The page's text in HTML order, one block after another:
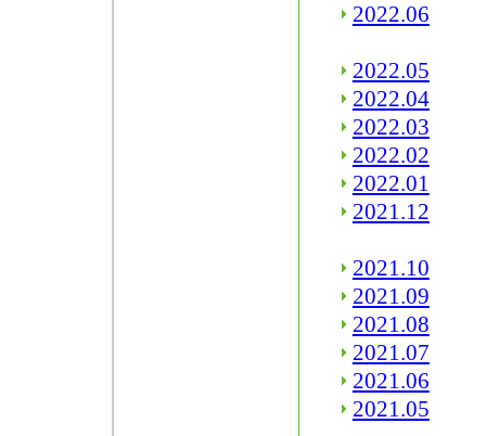
2022.06
2022.05
2022.04
2022.03
2022.02
2022.01
2021.12
2021.10
2021.09
2021.08
2021.07
2021.06
2021.05